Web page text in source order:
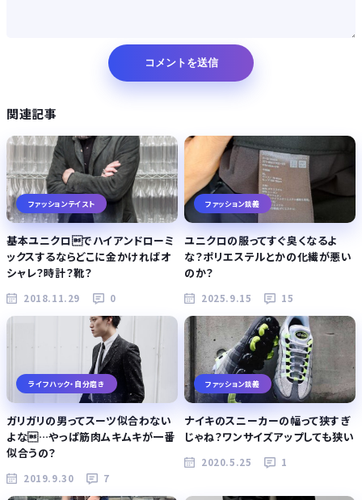
関連記事
ファッションテイスト
基本ユニクロでハイアンドローミ
ックスするならどこに金かければオ
シャレ？時計？靴？
2018.11.29 0
ファッション談義
ユニクロの服ってすぐ臭くなるよ
な？ポリエステルとかの化繊が悪い
のか？
2025.9.15 15
ライフハック・自分磨き
ガリガリの男ってスーツ似合わない
よな…やっぱ筋肉ムキムキが一番
似合うの？
2019.9.30 7
ファッション談義
ナイキのスニーカーの幅って狭すぎ
じゃね？ワンサイズアップしても狭い
2020.5.25 1